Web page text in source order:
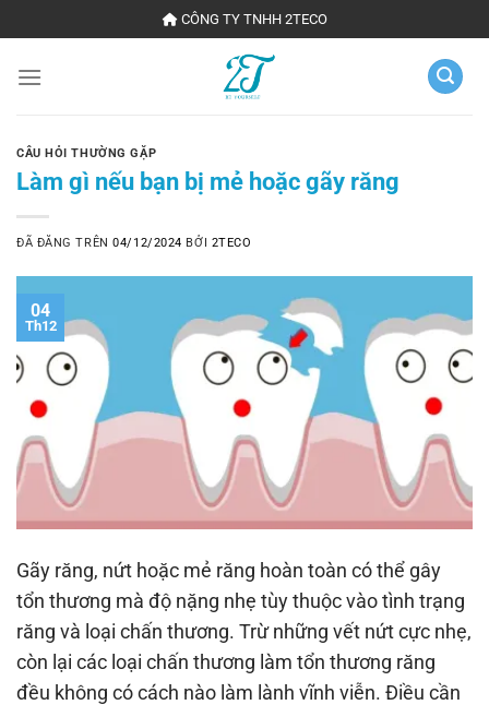
đến
nội
CÔNG TY TNHH 2TECO
CÂU HỎI THƯỜNG GẶP
Làm gì nếu bạn bị mẻ hoặc gãy răng
ĐÃ ĐĂNG TRÊN04/12/2024 BỞI 2TECO
04
Th12
Gãy răng, nứt hoặc mẻ răng hoàn toàn có thể gây
tổn thương mà độ nặng nhẹ tùy thuộc vào tình trạng
răng và loại chấn thương. Trừ những vết nứt cực nhẹ,
còn lại các loại chấn thương làm tổn thương răng
đều không có cách nào làm lành vĩnh viễn. Điều cần